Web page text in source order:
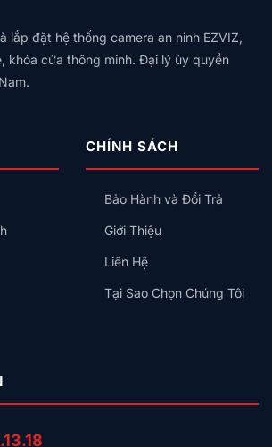
lắp đặt hệ thống camera an ninh EZVIZ,
khóa cửa thông minh. Đại lý ủy quyền
CHÍNH SÁCH
Bảo Hành và Đổi Trả
Giới Thiệu
Liên Hệ
Tại Sao Chọn Chúng Tôi